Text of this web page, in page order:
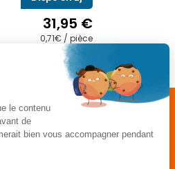
31,95 €
0,71€ / pièce